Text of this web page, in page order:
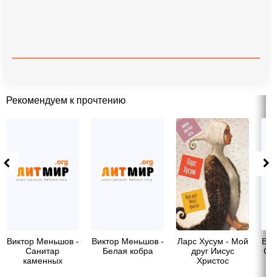
Рекомендуем к прочтению
Виктор Меньшов -
Санитар
каменных
Виктор Меньшов -
Белая кобра
Ларс Хусум - Мой
друг Иисус
Христос